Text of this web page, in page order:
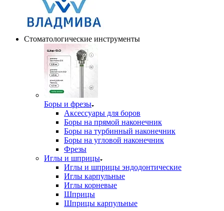
Стоматологические инструменты
Боры и фрезы
Аксессуары для боров
Боры на прямой наконечник
Боры на турбинный наконечник
Боры на угловой наконечник
Фрезы
Иглы и шприцы
Иглы и шприцы эндодонтические
Иглы карпульные
Иглы корневые
Шприцы
Шприцы карпульные